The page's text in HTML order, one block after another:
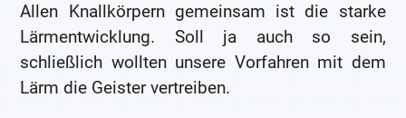
Allen Knallkörpern gemeinsam ist die starke
Lärmentwicklung. Soll ja auch so sein,
schließlich wollten unsere Vorfahren mit dem
Lärm die Geister vertreiben.